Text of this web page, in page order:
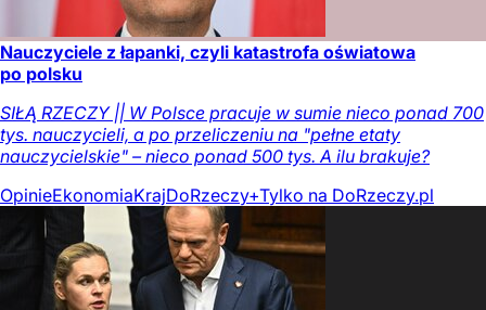
Nauczyciele z łapanki, czyli katastrofa oświatowa
po polsku
SIŁĄ RZECZY || W Polsce pracuje w sumie nieco ponad 700
tys. nauczycieli, a po przeliczeniu na "pełne etaty
nauczycielskie" – nieco ponad 500 tys. A ilu brakuje?
OpinieEkonomiaKrajDoRzeczy+Tylko na DoRzeczy.pl